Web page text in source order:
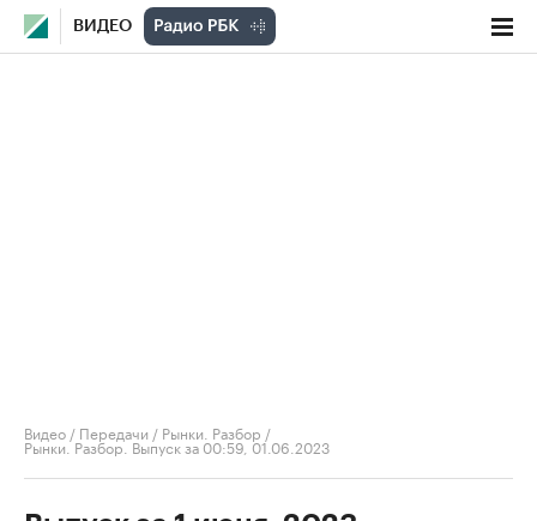
ВИДЕО
Видео / Передачи / Рынки. Разбор /
Рынки. Разбор. Выпуск за 00:59, 01.06.2023